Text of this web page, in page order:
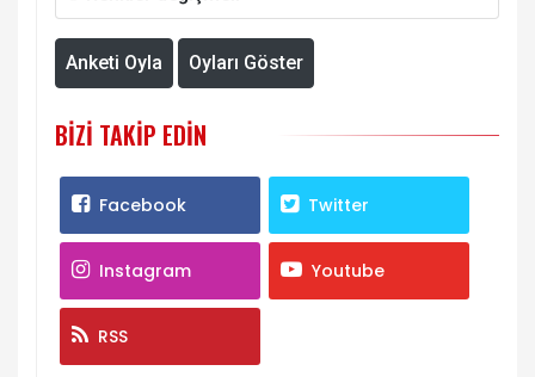
Anketi Oyla Oyları Göster
BIZI TAKIP EDIN
Facebook Twitter
Instagram Youtube
RSS